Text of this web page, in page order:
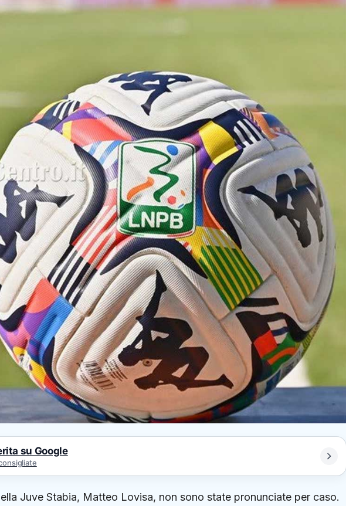
su Google
Juve Stabia, Matteo Lovisa, non sono state pronunciate per caso.